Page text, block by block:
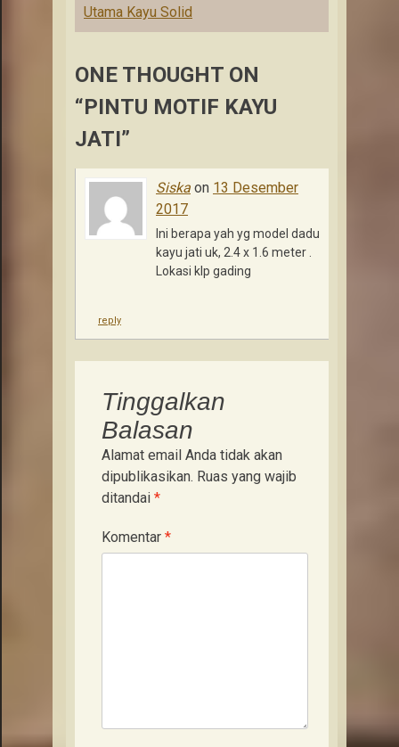
navigation
Utama Kayu Solid
ONE THOUGHT ON
“PINTU MOTIF KAYU
JATI”
Siska on 13 Desember
2017
Ini berapa yah yg model dadu
kayu jati uk, 2.4 x 1.6 meter .
Lokasi klp gading
reply
Tinggalkan
Balasan
Alamat email Anda tidak akan
dipublikasikan. Ruas yang wajib
ditandai *
Komentar *